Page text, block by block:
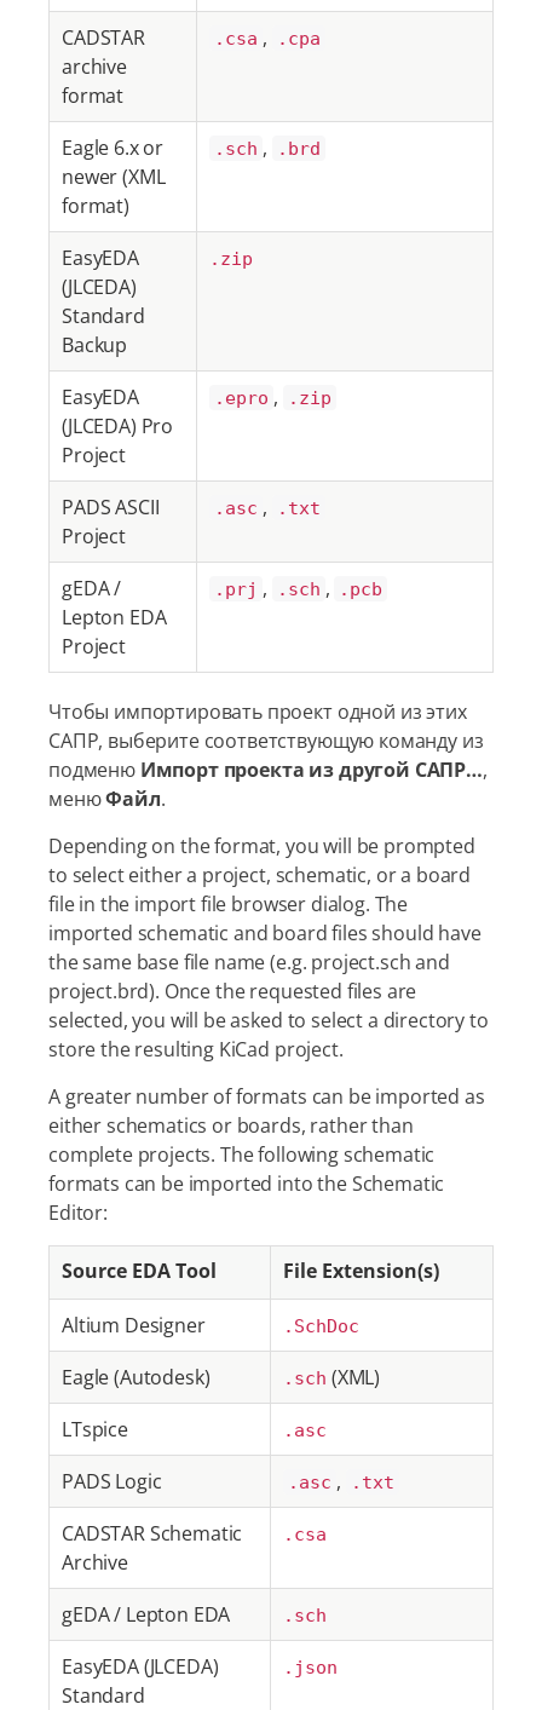
CADSTAR
archive
format
.csa , .cpa
Eagle 6.x or
newer (XML
format)
.sch , .brd
EasyEDA
(JLCEDA)
Standard
Backup
.zip
EasyEDA
(JLCEDA) Pro
Project
.epro , .zip
PADS ASCII
Project
.asc , .txt
gEDA /
Lepton EDA
Project
.prj , .sch , .pcb
Чтобы импортировать проект одной из этих
САПР, выберите соответствующую команду из
подменю Импорт проекта из другой САПР…​,
менюФайл.
Depending on the format, you will be prompted
to select either a project, schematic, or a board
file in the import file browser dialog. The
imported schematic and board files should have
the same base file name (e.g. project.sch and
project.brd). Once the requested files are
selected, you will be asked to select a directory to
store the resulting KiCad project.
A greater number of formats can be imported as
either schematics or boards, rather than
complete projects. The following schematic
formats can be imported into the Schematic
Editor:
Source EDA Tool File Extension(s)
Altium Designer .SchDoc
Eagle (Autodesk) .sch (XML)
LTspice
.asc
PADS Logic .asc , .txt
CADSTAR Schematic
Archive
.csa
gEDA / Lepton EDA .sch
EasyEDA (JLCEDA)
Standard
.json